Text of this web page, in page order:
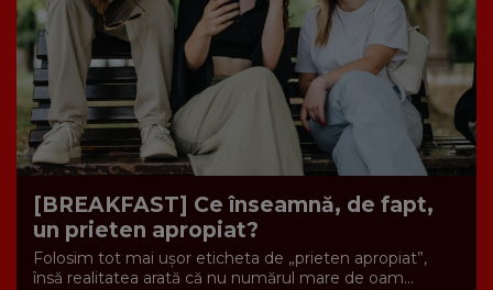
[BREAKFAST] Ce înseamnă, de fapt,
un prieten apropiat?
Folosim tot mai ușor eticheta de „prieten apropiat”,
însă realitatea arată că nu numărul mare de oam...